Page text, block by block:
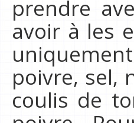
prendre
avoir à les
poivre, sel,
coulis de